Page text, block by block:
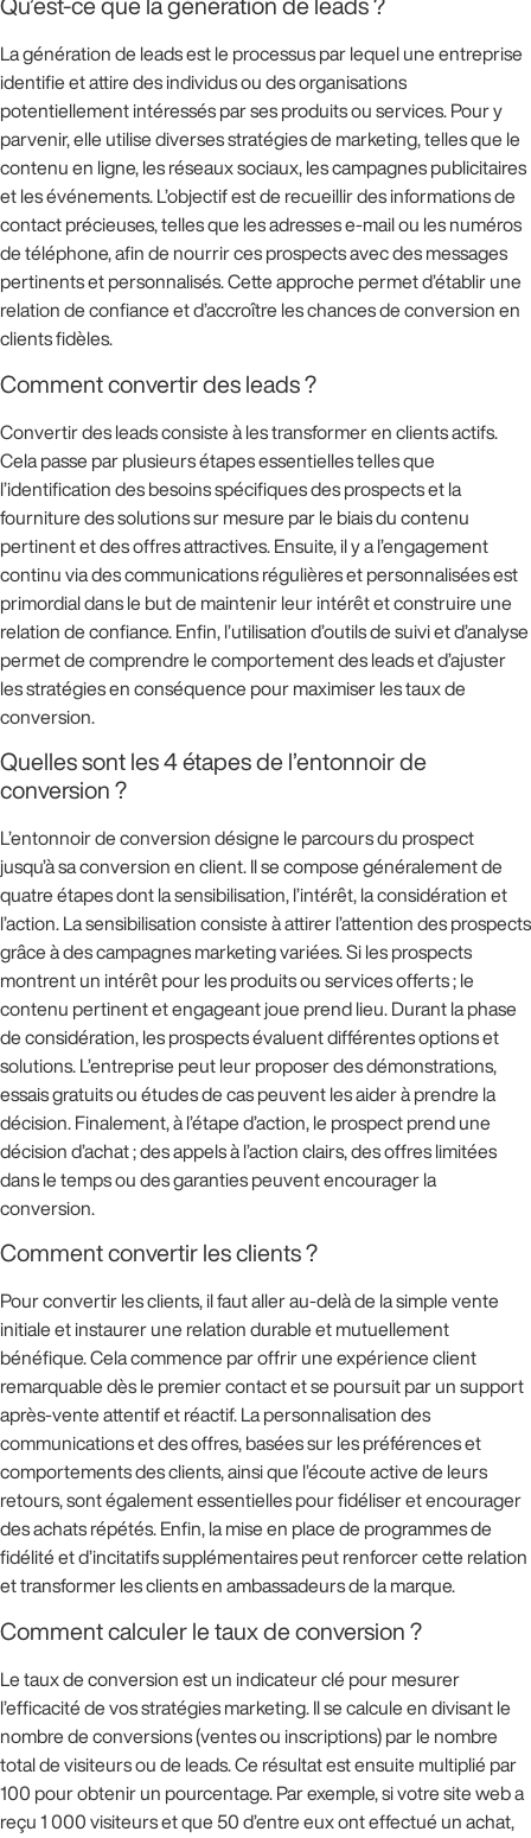
Qu’est-ce que la génération de leads ?
La génération de leads est le processus par lequel une entreprise
identifie et attire des individus ou des organisations
potentiellement intéressés par ses produits ou services. Pour y
parvenir, elle utilise diverses stratégies de marketing, telles que le
contenu en ligne, les réseaux sociaux, les campagnes publicitaires
et les événements. L’objectif est de recueillir des informations de
contact précieuses, telles que les adresses e-mail ou les numéros
de téléphone, afin de nourrir ces prospects avec des messages
pertinents et personnalisés. Cette approche permet d’établir une
relation de confiance et d’accroître les chances de conversion en
clients fidèles.
Comment convertir des leads ?
Convertir des leads consiste à les transformer en clients actifs.
Cela passe par plusieurs étapes essentielles telles que
l’identification des besoins spécifiques des prospects et la
fourniture des solutions sur mesure par le biais du contenu
pertinent et des offres attractives. Ensuite, il y a l’engagement
continu via des communications régulières et personnalisées est
primordial dans le but de maintenir leur intérêt et construire une
relation de confiance. Enfin, l’utilisation d’outils de suivi et d’analyse
permet de comprendre le comportement des leads et d’ajuster
les stratégies en conséquence pour maximiser les taux de
conversion.
Quelles sont les 4 étapes de l’entonnoir de
conversion ?
L’entonnoir de conversion désigne le parcours du prospect
jusqu’à sa conversion en client. Il se compose généralement de
quatre étapes dont la sensibilisation, l’intérêt, la considération et
l’action. La sensibilisation consiste à attirer l’attention des prospects
grâce à des campagnes marketing variées. Si les prospects
montrent un intérêt pour les produits ou services offerts ; le
contenu pertinent et engageant joue prend lieu. Durant la phase
de considération, les prospects évaluent différentes options et
solutions. L’entreprise peut leur proposer des démonstrations,
essais gratuits ou études de cas peuvent les aider à prendre la
décision. Finalement, à l’étape d’action, le prospect prend une
décision d’achat ; des appels à l’action clairs, des offres limitées
dans le temps ou des garanties peuvent encourager la
conversion.
Comment convertir les clients ?
Pour convertir les clients, il faut aller au-delà de la simple vente
initiale et instaurer une relation durable et mutuellement
bénéfique. Cela commence par offrir une expérience client
remarquable dès le premier contact et se poursuit par un support
après-vente attentif et réactif. La personnalisation des
communications et des offres, basées sur les préférences et
comportements des clients, ainsi que l’écoute active de leurs
retours, sont également essentielles pour fidéliser et encourager
des achats répétés. Enfin, la mise en place de programmes de
fidélité et d’incitatifs supplémentaires peut renforcer cette relation
et transformer les clients en ambassadeurs de la marque.
Comment calculer le taux de conversion ?
Le taux de conversion est un indicateur clé pour mesurer
l’efficacité de vos stratégies marketing. Il se calcule en divisant le
nombre de conversions (ventes ou inscriptions) par le nombre
total de visiteurs ou de leads. Ce résultat est ensuite multiplié par
100 pour obtenir un pourcentage. Par exemple, si votre site web a
reçu 1 000 visiteurs et que 50 d’entre eux ont effectué un achat,